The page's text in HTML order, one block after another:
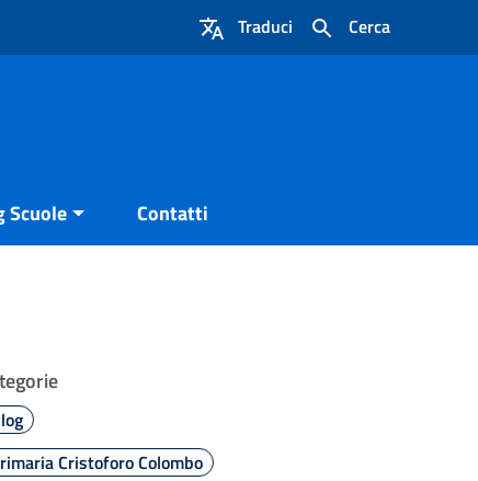
Cerca
Traduci
Scuole Contatti
Cristoforo Colombo